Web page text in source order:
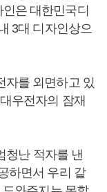
은 대한민국디
3대 디자인상으
자를 외면하고 있
우전자의 잠재
청난 적자를 낸
하면서 우리 같